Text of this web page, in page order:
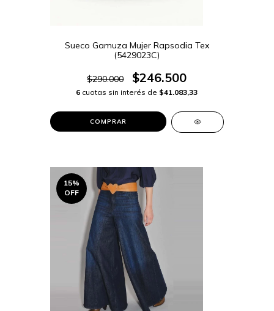
Sueco Gamuza Mujer Rapsodia Tex
(5429023C)
$290.000 $246.500
6 cuotas sin interés de $41.083,33
COMPRAR
15%
OFF